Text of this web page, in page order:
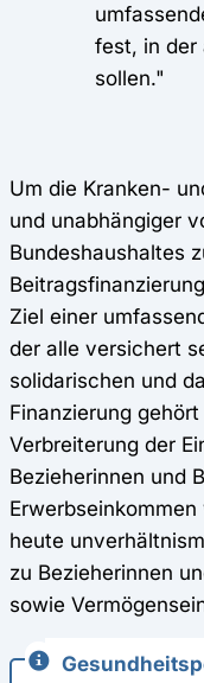
fest, in der
sollen."
Um die Kranken-
und unabhängiger
Bundeshaushaltes
Ziel einer
der alle versichert
solidarischen und
Finanzierung
Verbreiterung der
Bezieherinnen und
heute
zu Bezieherinnen
sowie